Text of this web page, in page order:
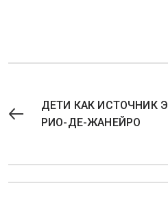
ДЕТИ КАК ИСТОЧНИК
РИО-ДЕ-ЖАНЕЙРО